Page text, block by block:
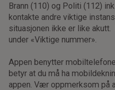
Brann (110) og Politi (112)
kontakte andre viktige
situasjonen ikke er like
under «Viktige nummer».
Appen benytter
betyr at du må ha
appen. Vær oppmerksom på